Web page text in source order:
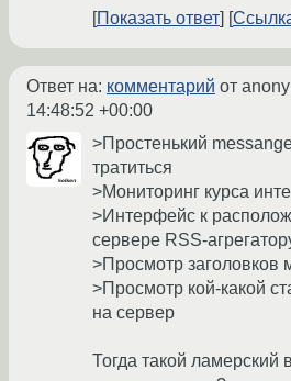
Показать ответ
Ответ на: комментарий от
14:48:52 +00:00
>Простенький
тратиться
>Мониторинг курса
>Интерфейс к
сервере RSS-
>Просмотр заголовков
>Просмотр кой-какой
на сервер
Тогда такой ламерский